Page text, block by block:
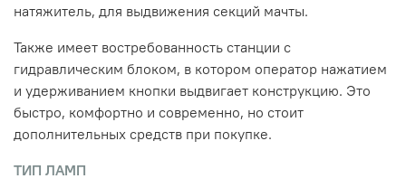
натяжитель, для выдвижения секций мачты.
Также имеет востребованность станции с
гидравлическим блоком, в котором оператор нажатием
и удерживанием кнопки выдвигает конструкцию. Это
быстро, комфортно и современно, но стоит
дополнительных средств при покупке.
ТИП ЛАМП